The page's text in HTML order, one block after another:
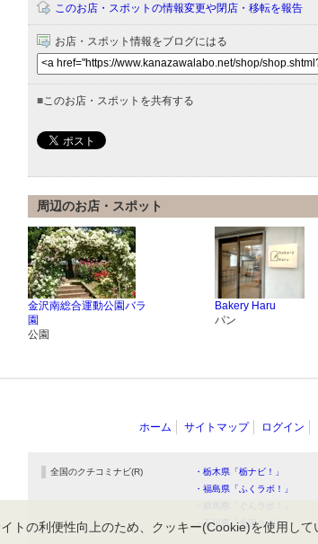
このお店・スポットの情報変更や閉店・移転を報告
お店・スポット情報をブログにはる
■ このお店・スポットを共有する
周辺のお店・スポット
金沢南総合運動公園バラ
園
公園
Bakery Haru
パン
ホーム サイトマップ ログイン
全国のクチコミナビ(R) ・栃木県「栃ナビ！」
・福島県「ふくラボ！」
・石川県「金沢ラボ！」
トの利便性向上のため、クッキー(Cookie)を使用し